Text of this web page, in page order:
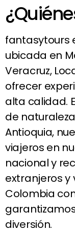
fantasytours
ubicada en
Veracruz,
ofrecer
alta calidad.
de
Antioquia,
viajeros en
nacional y
extranjeros y
Colombia
diversión.